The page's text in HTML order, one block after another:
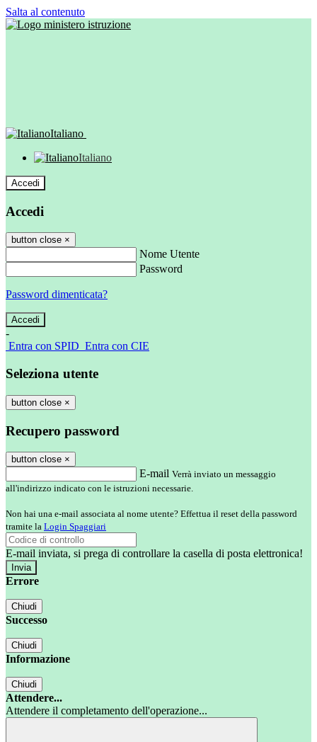
Salta al contenuto
Italiano
Italiano
Accedi
Accedi
button close ×
Nome Utente
Password
Password dimenticata?
-
Entra con SPID Entra con CIE
Seleziona utente
button close ×
Recupero password
button close ×
E-mail Verrà inviato un messaggio
all'indirizzo indicato con le istruzioni necessarie.
Non hai una e-mail associata al nome utente? Effettua il reset della password
tramite la Login Spaggiari
E-mail inviata, si prega di controllare la casella di posta elettronica!
Errore
Chiudi
Successo
Chiudi
Informazione
Chiudi
Attendere...
Attendere il completamento dell'operazione...